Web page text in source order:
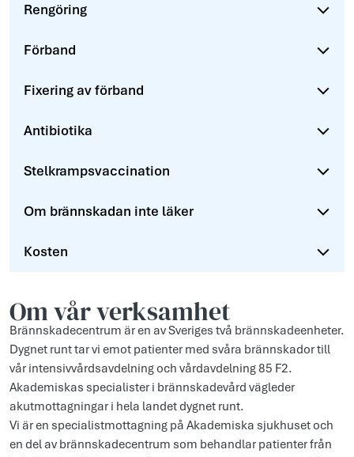
Rengöring
Förband
Fixering av förband
Antibiotika
Stelkr­ampsvacc­inati­on
Om brännsk­adan inte läker
Kosten
Om vår verksamhet
Brännskadecentrum är en av Sveriges två brännskadeenheter.
Dygnet runt tar vi emot patienter med svåra brännskador till
vår intensivvårdsavdelning och vårdavdelning 85 F2.
Akademiskas specialister i brännskadevård vägleder
akutmottagningar i hela landet dygnet runt.
Vi är en specialistmottagning på Akademiska sjukhuset och
en del av brännskadecentrum som behandlar patienter från